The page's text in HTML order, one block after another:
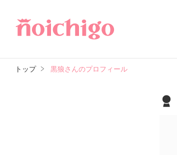
トップ 黒狼さんのプロフィール